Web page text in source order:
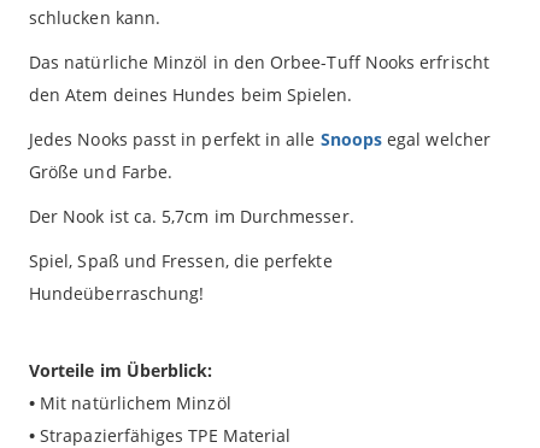
schlucken kann.
Das natürliche Minzöl in den Orbee-Tuff Nooks erfrischt
den Atem deines Hundes beim Spielen.
Jedes Nooks passt in perfekt in alle Snoops egal welcher
Größe und Farbe.
Der Nook ist ca. 5,7cm im Durchmesser.
Spiel, Spaß und Fressen, die perfekte
Hundeüberraschung!
Vorteile im Überblick:
• Mit natürlichem Minzöl
• Strapazierfähiges TPE Material